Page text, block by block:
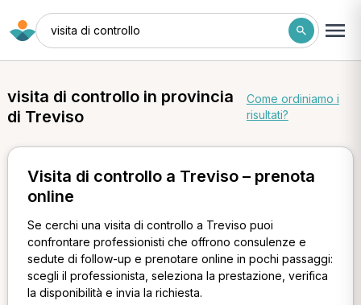
visita di controllo
visita di controllo in provincia
di Treviso
Come ordiniamo i
risultati?
Visita di controllo a Treviso – prenota
online
Se cerchi una visita di controllo a Treviso puoi
confrontare professionisti che offrono consulenze e
sedute di follow-up e prenotare online in pochi passaggi:
scegli il professionista, seleziona la prestazione, verifica
la disponibilità e invia la richiesta.